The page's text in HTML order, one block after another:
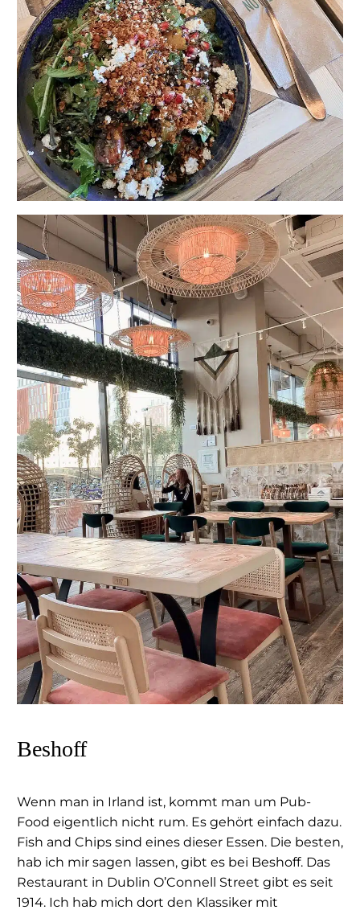
Beshoff
Wenn man in Irland ist, kommt man um Pub-
Food eigentlich nicht rum. Es gehört einfach dazu.
Fish and Chips sind eines dieser Essen. Die besten,
hab ich mir sagen lassen, gibt es bei Beshoff. Das
Restaurant in Dublin O’Connell Street gibt es seit
1914. Ich hab mich dort den Klassiker mit